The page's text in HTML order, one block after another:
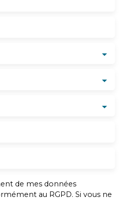
de mes données
au RGPD. Si vous ne